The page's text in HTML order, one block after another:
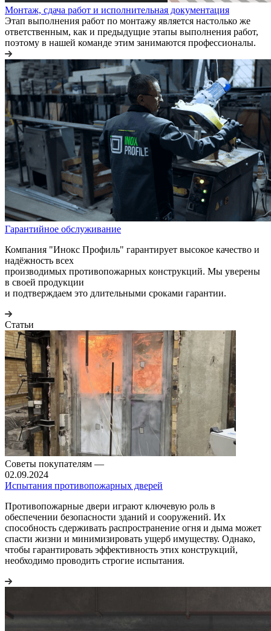
Монтаж, сдача работ и исполнительная документация
Этап выполнения работ по монтажу является настолько же
ответственным, как и предыдущие этапы выполнения работ,
поэтому в нашей команде этим занимаются профессионалы.
Гарантийное обслуживание
Компания "Инокс Профиль" гарантирует высокое качество и
надёжность всех
производимых противопожарных конструкций. Мы уверены
в своей продукции
и подтверждаем это длительными сроками гарантии.
Статьи
Советы покупателям —
02.09.2024
Испытания противопожарных дверей
Противопожарные двери играют ключевую роль в
обеспечении безопасности зданий и сооружений. Их
способность сдерживать распространение огня и дыма может
спасти жизни и минимизировать ущерб имуществу. Однако,
чтобы гарантировать эффективность этих конструкций,
необходимо проводить строгие испытания.